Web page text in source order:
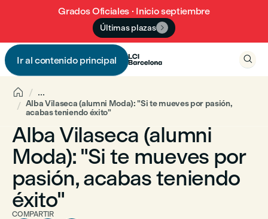
Grados Oficiales · Inicio septiembre
Últimas plazas 
Ir al contenido principal
 
 ...
Alba Vilaseca (alumni Moda): "Si te mueves por pasión,
acabas teniendo éxito"
Alba Vilaseca (alumni
Moda): "Si te mueves por
pasión, acabas teniendo
éxito"
COMPARTIR